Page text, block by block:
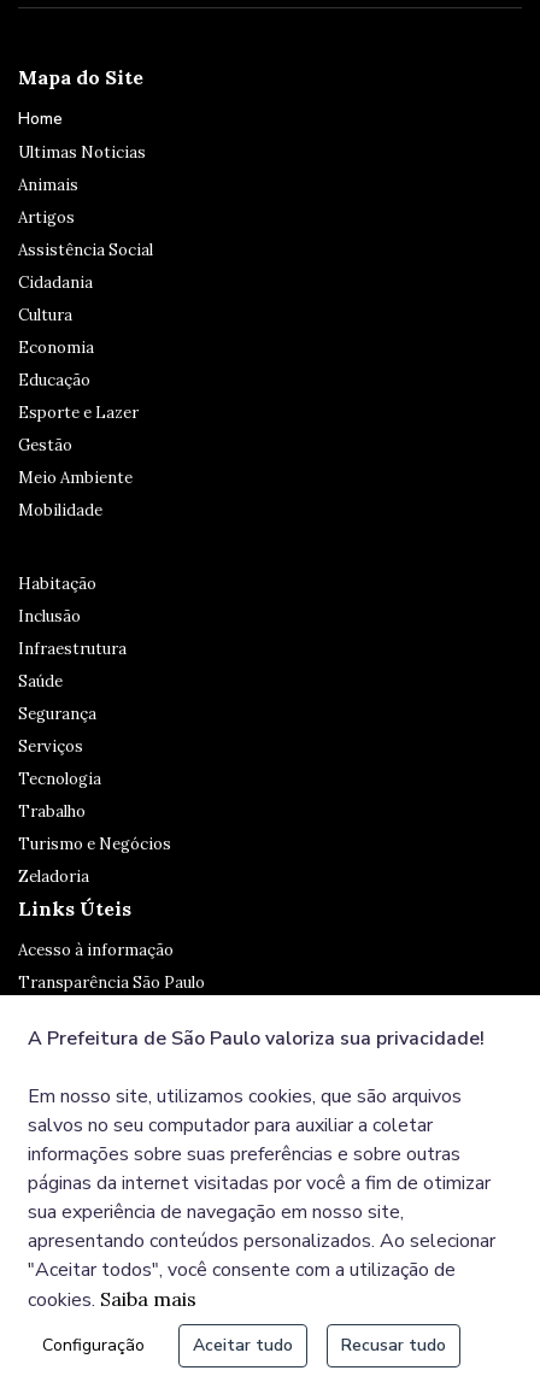
Mapa do Site
Home
Ultimas Noticias
Animais
Artigos
Assistência Social
Cidadania
Cultura
Economia
Educação
Esporte e Lazer
Gestão
Meio Ambiente
Mobilidade
Habitação
Inclusão
Infraestrutura
Saúde
Segurança
Serviços
Tecnologia
Trabalho
Turismo e Negócios
Zeladoria
Links Úteis
Acesso à informação
Transparência São Paulo
Ouvidoria
Redes Sociais
© COPYRIGHT 2025, Prefeitura Municipal de São Paulo,
Viaduto do Chá, 15 - Centro - CEP: 01002-020
A Prefeitura de São Paulo valoriza sua privacidade!
Em nosso site, utilizamos cookies, que são arquivos
salvos no seu computador para auxiliar a coletar
informações sobre suas preferências e sobre outras
páginas da internet visitadas por você a fim de otimizar
sua experiência de navegação em nosso site,
apresentando conteúdos personalizados. Ao selecionar
"Aceitar todos", você consente com a utilização de
cookies. Saiba mais
Configuração Aceitar tudo Recusar tudo